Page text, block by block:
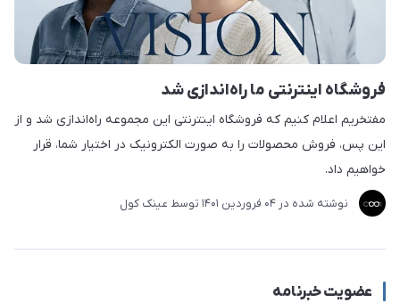
فروشگاه اینترنتی ما راه‌اندازی شد
مفتخریم اعلام کنیم که فروشگاه اینترنتی این مجموعه راه‌اندازی شد و از
این پس، فروش محصولات را به صورت الکترونیک در اختیار شما، قرار
خواهیم داد.
نوشته شده در 04 فروردین 1401 توسط عینک کول
عضویت خبرنامه